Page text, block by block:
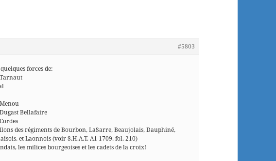
#5803
forces de:
Bellafaire
des régiments de Bourbon, LaSarre, Beaujolais, Dauphiné,
et Laonnois (voir S.H.A.T. A1 1709, fol. 210)
les milices bourgeoises et les cadets de la croix!